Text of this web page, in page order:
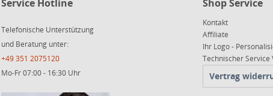
Service Hotline
Telefonische Unterstützung
und Beratung unter:
+49 351 2075120
Mo-Fr 07:00 - 16:30 Uhr
Shop Service
Kontakt
Affiliate
Ihr Logo -
Technischer
Vertrag